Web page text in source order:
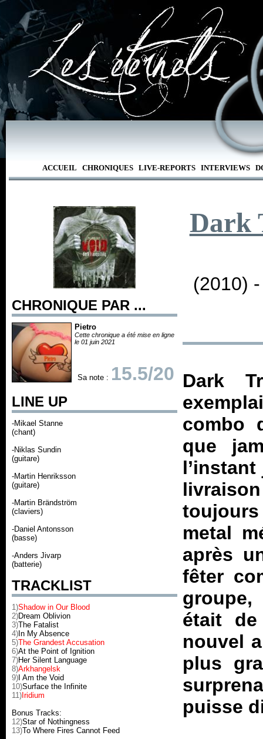
ACCUEIL CHRONIQUES LIVE-REPORTS INTERVIEWS
CHRONIQUE PAR ...
Pietro
Cette chronique a été mise en ligne
le 01 juin 2021
Sa note : 15.5/20
LINE UP
-Mikael Stanne
(chant)
-Niklas Sundin
(guitare)
-Martin Henriksson
(guitare)
-Martin Brändström
(claviers)
-Daniel Antonsson
(basse)
-Anders Jivarp
(batterie)
TRACKLIST
1)Shadow in Our Blood
2)Dream Oblivion
3)The Fatalist
4) In My Absence
5)The Grandest Accusation
6)At the Point of Ignition
7)Her Silent Language
8)Arkhangelsk
9) I Am the Void
10)Surface the Infinite
11) Iridium
Bonus Tracks:
12)Star of Nothingness
13)To Where Fires Cannot Feed
Dark
(2010)
Dark
combo
que
metal
après
fêter
était
nouvel
plus
puisse